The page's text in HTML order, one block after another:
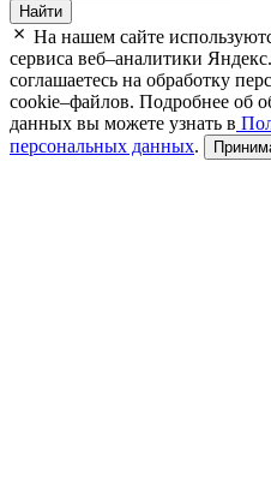
Найти
На нашем сайте
сервиса веб–аналитики
соглашаетесь на обработку
cookie–файлов. Подробнее об
данных вы можете узнать в
персональных данных.